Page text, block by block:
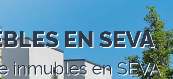
EN SEVA
inmubles en SEVA